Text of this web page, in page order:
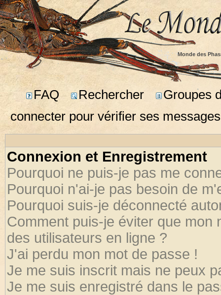
Monde des
FAQ Rechercher
Groupes
connecter pour vérifier ses
Connexion et Enregistrement
Pourquoi ne puis-je pas me
Pourquoi n'ai-je pas besoin de
Pourquoi suis-je déconnecté
Comment puis-je éviter que mon
des utilisateurs en ligne ?
J'ai perdu mon mot de passe !
Je me suis inscrit mais ne peux
Je me suis enregistré dans le